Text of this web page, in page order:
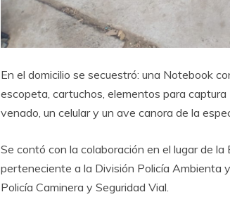
En el domicilio se secuestró: una Notebook
escopeta, cartuchos, elementos para
venado, un celular y un ave canora de la
Se contó con la colaboración en el lugar de
perteneciente a la División Policía Ambienta
Policía Caminera y Seguridad Vial.